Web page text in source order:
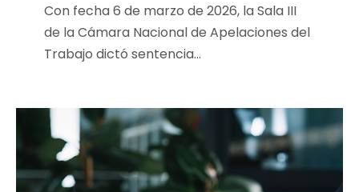
Con fecha 6 de marzo de 2026, la Sala III
de la Cámara Nacional de Apelaciones del
Trabajo dictó sentencia...